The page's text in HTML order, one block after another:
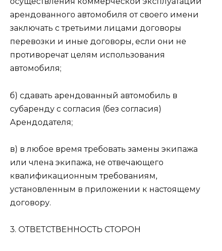
арендованного автомобиля от своего имени
заключать с третьими лицами договоры
перевозки и иные договоры, если они не
противоречат целям использования
автомобиля;
б) сдавать арендованный автомобиль в
субаренду с согласия (без согласия)
Арендодателя;
в) в любое время требовать замены экипажа
или члена экипажа, не отвечающего
квалификационным требованиям,
установленным в приложении к настоящему
договору.
3. ОТВЕТСТВЕННОСТЬ СТОРОН